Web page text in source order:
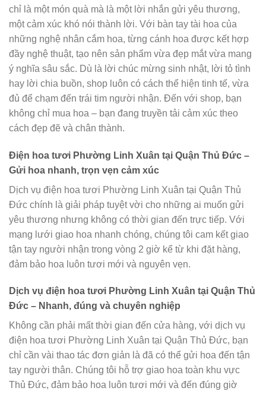
chỉ là một món quà mà là một lời nhắn gửi yêu thương,
một cảm xúc khó nói thành lời. Với bàn tay tài hoa của
những nghệ nhân cắm hoa, từng cánh hoa được kết hợp
đầy nghệ thuật, tạo nên sản phẩm vừa đẹp mắt vừa mang
ý nghĩa sâu sắc. Dù là lời chúc mừng sinh nhật, lời tỏ tình
hay lời chia buồn, shop luôn có cách thể hiện tinh tế, vừa
đủ để chạm đến trái tim người nhận. Đến với shop, bạn
không chỉ mua hoa – bạn đang truyền tải cảm xúc theo
cách đẹp đẽ và chân thành.
Điện hoa tươi Phường Linh Xuân tại Quận Thủ Đức –
Gửi hoa nhanh, trọn vẹn cảm xúc
Dịch vụ điện hoa tươi Phường Linh Xuân tại Quận Thủ
Đức chính là giải pháp tuyệt vời cho những ai muốn gửi
yêu thương nhưng không có thời gian đến trực tiếp. Với
mạng lưới giao hoa nhanh chóng, chúng tôi cam kết giao
tận tay người nhận trong vòng 2 giờ kể từ khi đặt hàng,
đảm bảo hoa luôn tươi mới và nguyên vẹn.
Dịch vụ điện hoa tươi Phường Linh Xuân tại Quận Thủ
Đức – Nhanh, đúng và chuyên nghiệp
Không cần phải mất thời gian đến cửa hàng, với dịch vụ
điện hoa tươi Phường Linh Xuân tại Quận Thủ Đức, bạn
chỉ cần vài thao tác đơn giản là đã có thể gửi hoa đến tận
tay người thân. Chúng tôi hỗ trợ giao hoa toàn khu vực
Thủ Đức, đảm bảo hoa luôn tươi mới và đến đúng giờ